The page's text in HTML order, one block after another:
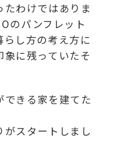
わけではありま
のパンフレット
し方の考え方に
に残っていたそ
できる家を建てた
スタートしまし